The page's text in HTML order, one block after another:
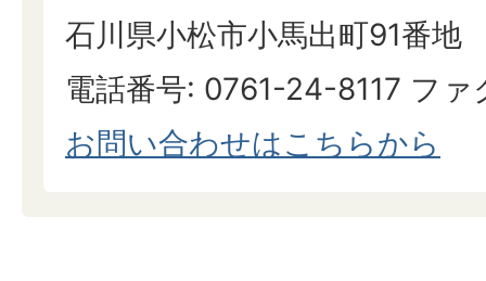
石川県小松市小馬出町91番地
電話番号: 0761-24-8117 フ
お問い合わせはこちらから